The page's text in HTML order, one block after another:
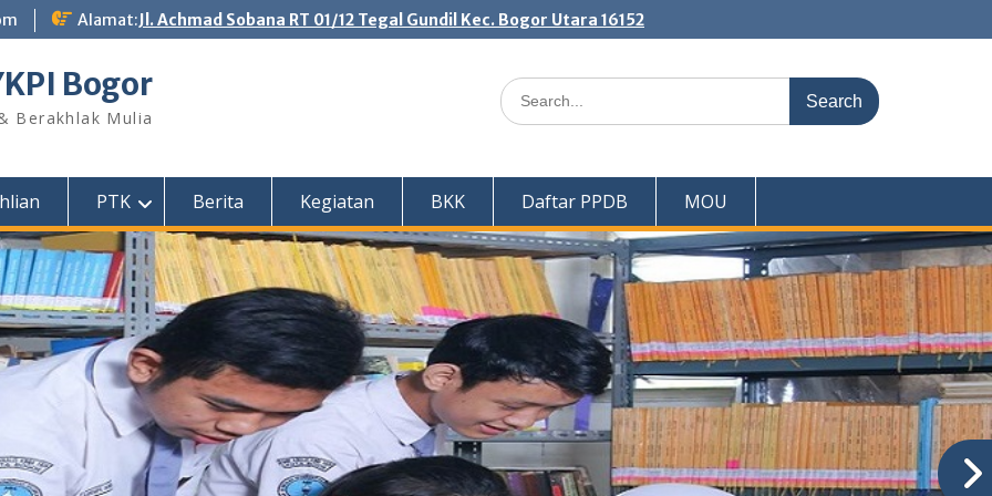
Alamat:Jl. Achmad Sobana RT 01/12 Tegal Gundil Kec. Bogor Utara 16152
Bogor
Berakhlak Mulia
Search
for:
PTK Berita Kegiatan BKK Daftar PPDB MOU